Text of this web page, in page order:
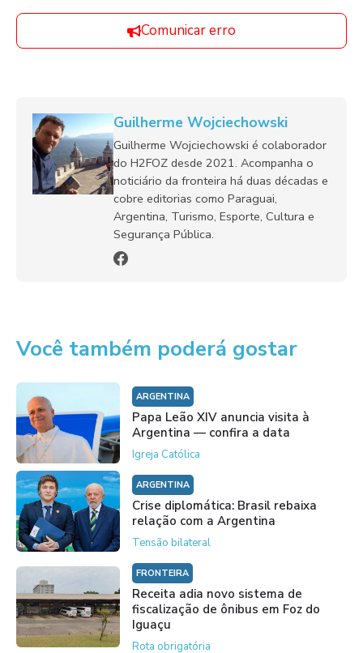
Comunicar erro
Guilherme Wojciechowski
Guilherme Wojciechowski é colaborador
do H2FOZ desde 2021. Acompanha o
noticiário da fronteira há duas décadas e
cobre editorias como Paraguai,
Argentina, Turismo, Esporte, Cultura e
Segurança Pública.
Você também poderá gostar
ARGENTINA
Papa Leão XIV anuncia visita à
Argentina — confira a data
Igreja Católica
ARGENTINA
Crise diplomática: Brasil rebaixa
relação com a Argentina
Tensão bilateral
FRONTEIRA
Receita adia novo sistema de
fiscalização de ônibus em Foz do
Iguaçu
Rota obrigatória